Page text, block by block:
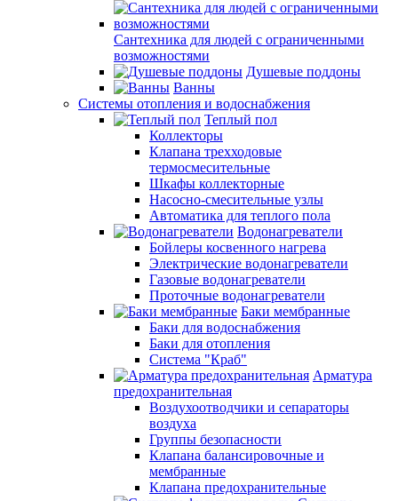
Сантехника для людей с ограниченными
возможностями
Душевые поддоны
Ванны
Системы отопления и водоснабжения
Теплый пол
Коллекторы
Клапана трехходовые
термосмесительные
Шкафы коллекторные
Насосно-смесительные узлы
Автоматика для теплого пола
Водонагреватели
Бойлеры косвенного нагрева
Электрические водонагреватели
Газовые водонагреватели
Проточные водонагреватели
Баки мембранные
Баки для водоснабжения
Баки для отопления
Система "Краб"
Арматура
предохранительная
Воздухоотводчики и сепараторы
воздуха
Группы безопасности
Клапана балансировочные и
мембранные
Клапана предохранительные